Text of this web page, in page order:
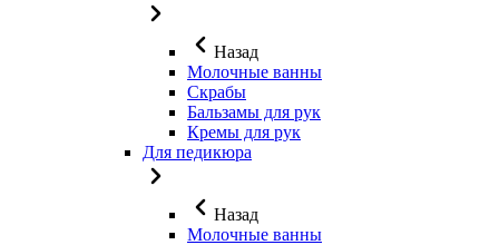
Назад
Молочные ванны
Скрабы
Бальзамы для рук
Кремы для рук
Для педикюра
Назад
Молочные ванны